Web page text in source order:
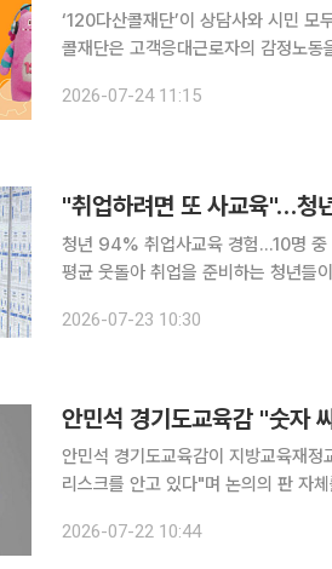
‘120다산콜재단’이 상담사와 시민 모두가
콜재단은 고객응대근로자의 감정노
사가 폭언·악성 민원 등 어려운 상황
2026-07-24 11:15
"취업하려면 또 사교육"…청
청년 94% 취업사교육 경험…10명
평균 웃돌아 취업을 준비하는 청년들이 어학과 자격증, 취업컨설팅 등에 매달 평균 30만원, 연간 약
적 어려움을 겪고 있었으며 대부분은
2026-07-23 10:30
안민석 경기도교육감이 지방교육재
리스크를 안고 있다"며 논의의 판 자
2026-07-22 10:44